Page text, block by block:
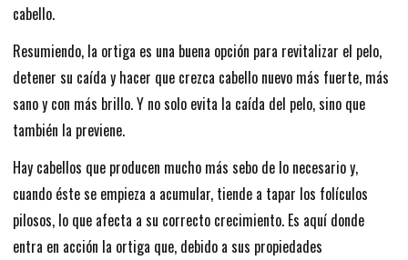
cabello.
Resumiendo, la ortiga es una buena opción para revitalizar el pelo,
detener su caída y hacer que crezca cabello nuevo más fuerte, más
sano y con más brillo. Y no solo evita la caída del pelo, sino que
también la previene.
Hay cabellos que producen mucho más sebo de lo necesario y,
cuando éste se empieza a acumular, tiende a tapar los folículos
pilosos, lo que afecta a su correcto crecimiento. Es aquí donde
entra en acción la ortiga que, debido a sus propiedades